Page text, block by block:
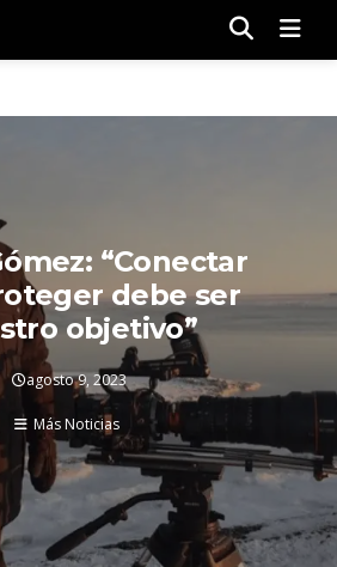
“Conectar
debe ser
objetivo”
agosto 9, 2023
Más Noticias